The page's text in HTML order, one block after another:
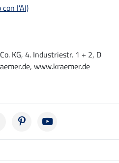
l'AI)
KG, 4. Industriestr. 1 + 2, D
www.kraemer.de